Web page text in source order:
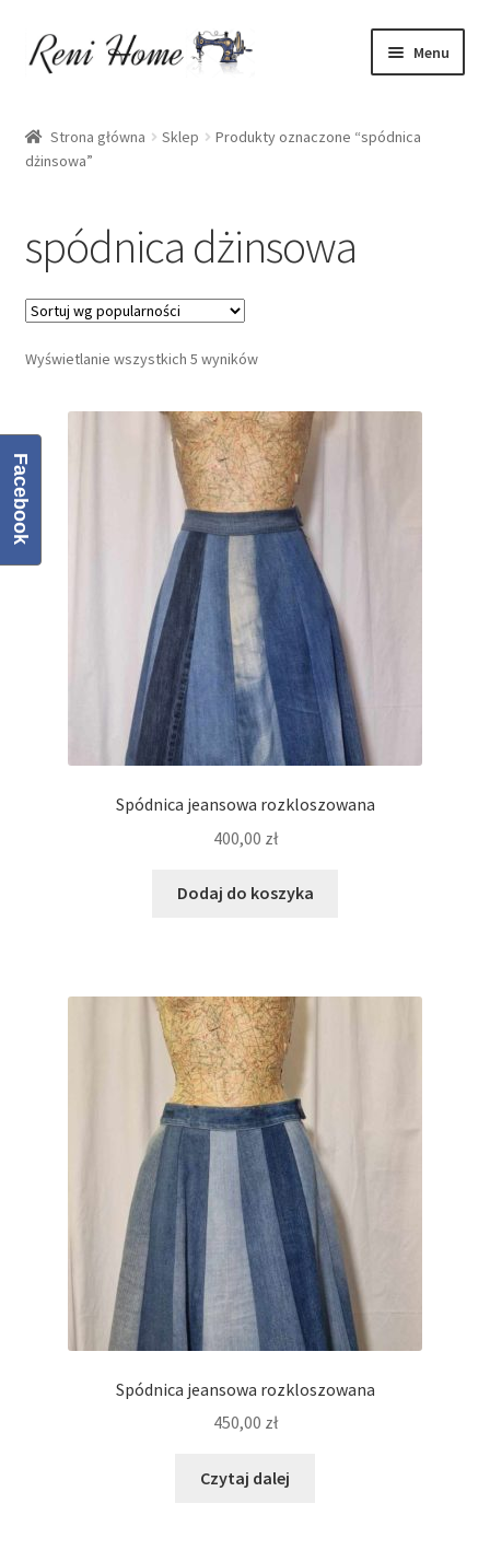
Przejdź
do
Przejdź
do
Menu
Kontakt
Polityka prywatności
Regulamin
Sklep
Strona główna Sklep
Produkty oznaczone “spódnica
dżinsowa”
spódnica dżinsowa
Wyświetlanie wszystkich 5 wyników
Spódnica jeansowa rozkloszowana
400,00 zł
Dodaj do koszyka
Spódnica jeansowa rozkloszowana
450,00 zł
Czytaj dalej
Facebook